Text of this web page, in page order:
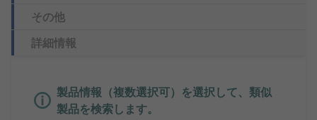
その他
詳細情報
製品情報（複数選択可）を選択して、類似
製品を検索します。